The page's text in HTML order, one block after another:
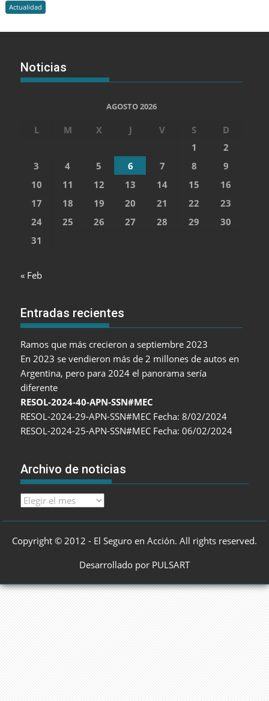
Actualidad
Noticias
AGOSTO 2026
L M X J V S
D
1
2
3
4 5 6 7 8
9
10
11 12 13 14 15
16
17
18 19 20 21 22
23
24
25 26 27 28 29
30
31
« Feb
Entradas recientes
Ramos que más crecieron a septiembre 2023
En 2023 se vendieron más de 2 millones de autos en
Argentina, pero para 2024 el panorama sería
diferente
RESOL-2024-40-APN-SSN#MEC
RESOL-2024-29-APN-SSN#MEC Fecha: 8/02/2024
RESOL-2024-25-APN-SSN#MEC Fecha: 06/02/2024
Archivo de noticias
Archivo
Copyright © 2012 - El Seguro en Acción. All rights reserved.
Desarrollado por PULSART